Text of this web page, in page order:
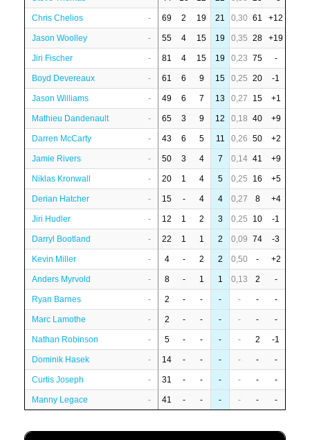
Chris Chelios - 69 2 19 21 0,30 61 +12
Jason Woolley - 55 4 15 19 0,35 28 +19
Jiri Fischer - 81 4 15 19 0,23 75 -
Boyd Devereaux - 61 6 9 15 0,25 20 -1
Jason Williams - 49 6 7 13 0,27 15 +1
Mathieu Dandenault - 65 3 9 12 0,18 40 +9
Darren McCarty - 43 6 5 11 0,26 50 +2
Jamie Rivers - 50 3 4 7 0,14 41 +9
Niklas Kronwall - 20 1 4 5 0,25 16 +5
Derian Hatcher - 15 - 4 4 0,27 8 +4
Jiri Hudler - 12 1 2 3 0,25 10 -1
Darryl Bootland - 22 1 1 2 0,09 74 -3
Kevin Miller - 4 - 2 2 0,50 - +2
Anders Myrvold - 8 - 1 1 0,13 2 -
Ryan Barnes - 2 - - - - - -
Marc Lamothe - 2 - - - - - -
Nathan Robinson - 5 - - - - 2 -1
Dominik Hasek - 14 - - - - - -
Curtis Joseph - 31 - - - - - -
Manny Legace - 41 - - - - - -